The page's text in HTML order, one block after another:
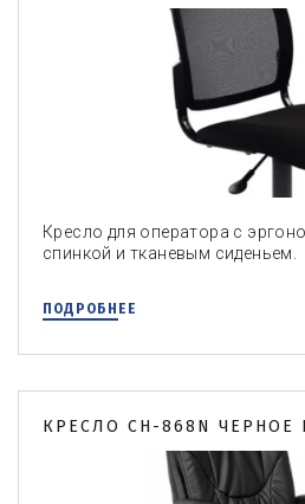
Кресло для оператора с
спинкой и тканевым сиденьем.
ПОДРОБНЕЕ
КРЕСЛО CH-868N